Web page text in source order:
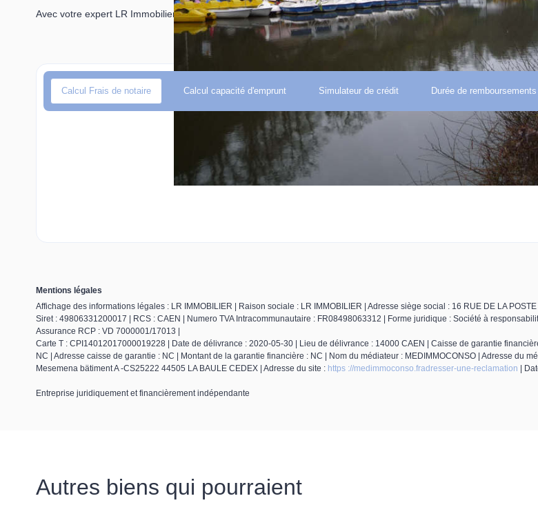
Avec votre expert LR Immobilier
Calcul Frais de notaire Calcul capacité d'emprunt Simulateur de crédit Durée de remboursements
Mentions légales
Affichage des informations légales : LR IMMOBILIER | Raison sociale : LR IMMOBILIER | Adresse siège social : 16 RUE DE LA POSTE
Siret : 49806331200017 | RCS : CAEN | Numero TVA Intracommunautaire : FR08498063312 | Forme juridique : Société à
Assurance RCP : VD 7000001/17013 |
Carte T : CPI14012017000019228 | Date de délivrance : 2020-05-30 | Lieu de délivrance : 14000 CAEN | Caisse de garantie
NC | Adresse caisse de garantie : NC | Montant de la garantie financière : NC | Nom du médiateur : MEDIMMOCONSO | Adresse du
Mesemena bätiment A -CS25222 44505 LA BAULE CEDEX | Adresse du site : https ://medimmoconso.fradresser-une-reclamation |
Entreprise juridiquement et financièrement indépendante
Autres biens qui pourraient